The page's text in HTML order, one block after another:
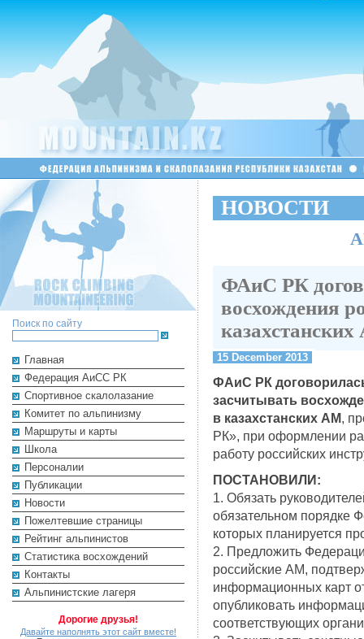
Поиск по сайту
Главная
Федерация АиСС РК
Cпортивное скалолазание
Комитет по альпинизму
Маршруты и карты
Школа
Персоналии
Публикации
Новости
Пожелтевшие страницы
Рейтинг альпинистов
Cтатистика восхождений
Контакты
Альпинистские лагеря
Дорогие друзья!
Давайте наполнять этот сайт вместе!
НОВОСТИ
ФАиС РК
восхождения
15 December 2013
ФАиС РК
засчитывать
в казахстанских АМ,
РК», при оформлении
работу российских
ПОСТАНОВИЛИ:
1. Обязать
обязательном порядке
которых планируется
2. Предложить
российские АМ,
информационных карт
опубликовать
соответствующих